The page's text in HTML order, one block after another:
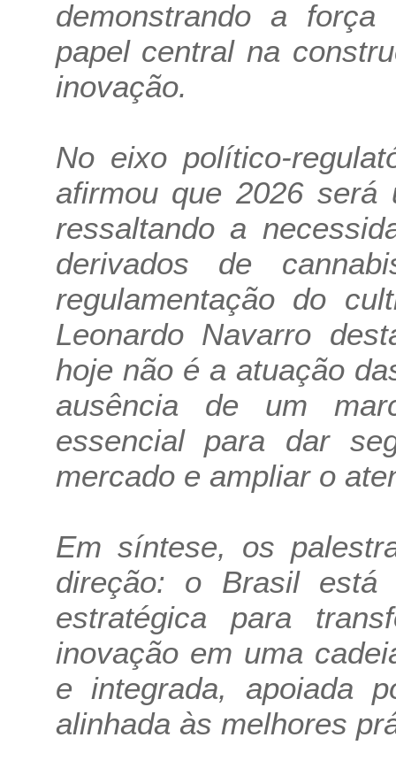
demonstrando a
papel central na
inovação.
No eixo político-
afirmou que 2026
ressaltando a
derivados de
regulamentação do
Leonardo Navarro
hoje não é a atuação
ausência de um
essencial para dar
mercado e ampliar o
Em síntese, os
direção: o Brasil está
estratégica para
inovação em uma
e integrada, apoiada
alinhada às melhores